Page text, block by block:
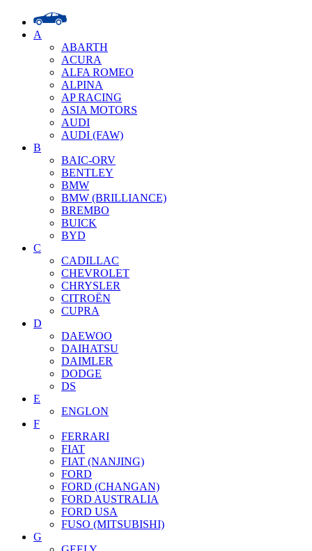
A
ABARTH
ACURA
ALFA ROMEO
ALPINA
AP RACING
ASIA MOTORS
AUDI
AUDI (FAW)
B
BAIC-ORV
BENTLEY
BMW
BMW (BRILLIANCE)
BREMBO
BUICK
BYD
C
CADILLAC
CHEVROLET
CHRYSLER
CITROËN
CUPRA
D
DAEWOO
DAIHATSU
DAIMLER
DODGE
DS
E
ENGLON
F
FERRARI
FIAT
FIAT (NANJING)
FORD
FORD (CHANGAN)
FORD AUSTRALIA
FORD USA
FUSO (MITSUBISHI)
G